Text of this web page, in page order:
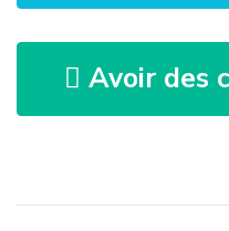
Avoir des